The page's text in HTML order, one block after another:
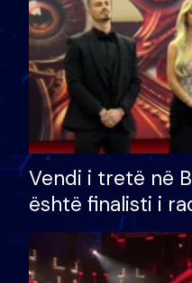
Vendi i tretë në
është finalisti i